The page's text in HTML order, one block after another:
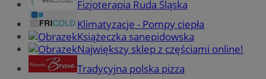
Fizjoterapia Ruda Śląska
Klimatyzacje - Pompy ciepła
Książeczka sanepidowska
Największy sklep z częściami online!
Tradycyjna polska pizza